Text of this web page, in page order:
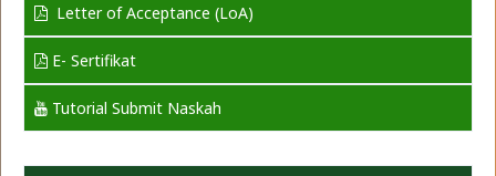
Letter of Acceptance (LoA)
E- Sertifikat
Tutorial Submit Naskah